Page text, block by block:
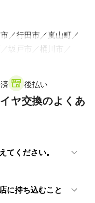
行田市
嵐山町
坂戸市
桶川市
わ町
伊奈町
後払い
ヤ交換のよくあ
てください。
に持ち込むこと